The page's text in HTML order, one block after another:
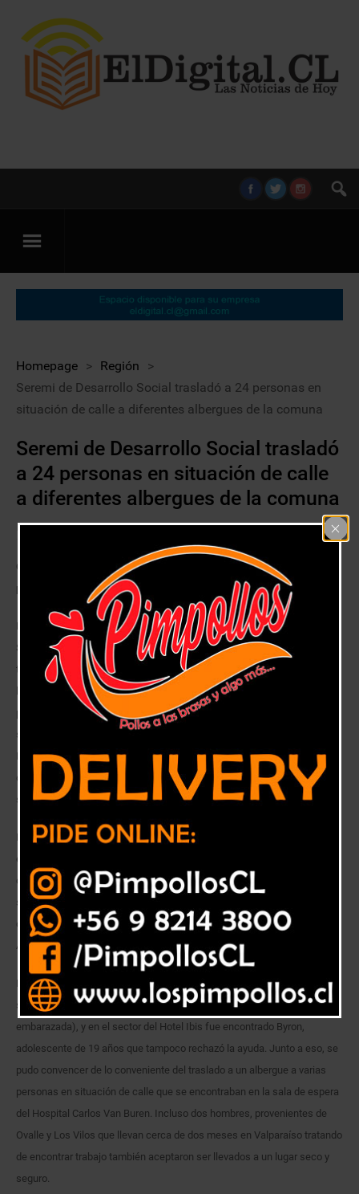
Homepage > Región
>
Seremi de Desarrollo Social trasladó a 24 personas en
situación de calle a diferentes albergues de la comuna
Seremi de Desarrollo Social trasladó
a 24 personas en situación de calle
a diferentes albergues de la comuna
13 junio, 2018 Región
Operativo se replicó esta noche ante la ola de frío que estaba
pronosticada para la Región después de las precipitaciones.
Entre las 12 y las 6 la madrugada de este lunes el Seremi de Desarrollo
Social, Ricardo Figueroa, encabezó un equipo de trabajo que logró
trasladar a un total de 24 personas que se encontraban pernoctando en
la vía pública, las que fueron derivadas a diferentes dispositivos
preparados para cobijar a personas en situación de calle, entre las que
se cuentan el albergue dispuesto por el Plan Invierno del programa
Noche Digna, ubicado en la calle 18 del Cerro Monjas, la hospedería que
dirige el Hogar de Cristo en calle Retamo y el Ejército de Salvación en el
sector del barrio Puerto.
En el sector del Mercado Cardonal, en pleno barrio Almendral, y cuando
el temporal de lluvia, truenos y relámpagos azotaba con más fuerza a la
ciudad, pudo ser asistido Don Ricardo, quien estaba tratando de resistir
sin éxito al intemperie los embates de la naturaleza. Poco después, la
comitiva se encontró con Don Raúl, en el sector de la estación Barón.
Ambos accedieron sin dudarlo a trasladarse a los albergues.
Después fue el turno de una pareja de jóvenes que deambulaba por el
sector de la Plaza Echaurren (la joven mujer llamada Gabriela está
embarazada), y en el sector del Hotel Ibis fue encontrado Byron,
adolescente de 19 años que tampoco rechazó la ayuda. Junto a eso, se
pudo convencer de lo conveniente del traslado a un albergue a varias
personas en situación de calle que se encontraban en la sala de espera
del Hospital Carlos Van Buren. Incluso dos hombres, provenientes de
Ovalle y Los Vilos que llevan cerca de dos meses en Valparaíso tratando
de encontrar trabajo también aceptaron ser llevados a un lugar seco y
seguro.